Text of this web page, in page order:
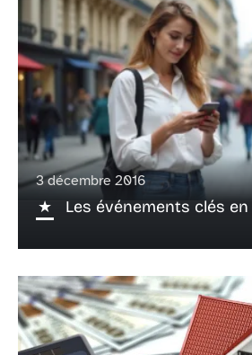
3 décembre 2016
Les événements clés en